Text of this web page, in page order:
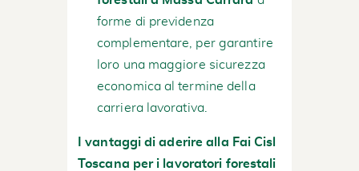
forme di previdenza
complementare, per garantire
loro una maggiore sicurezza
economica al termine della
carriera lavorativa.
I vantaggi di aderire alla Fai Cisl
Toscana per i lavoratori forestali